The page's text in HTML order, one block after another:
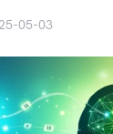
05-03